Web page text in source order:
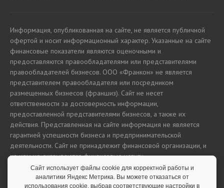
Информация, опубликованная на сайте, не является публичной
офертой и носит информационный характер. Указанные на сайте
финансовые показатели являются оценочными и
предоставляются правообладателями или представителями
правообладателей бизнесов. ООО «Франкон» не является
представителем правообладателя или посредником
размещенных бизнесов (франшиз). Сайт не несет
ответственности за достоверность информации,
предоставленной представителями бизнесов, а также их
действия. Представленная на сайте информация не является
гарантией успешности бизнеса и предпринимательской
деятельности. Сайт не принадлежит финансовой организации, и
на нем не оказываются финансовые услуги.
Сайт использует файлы cookie для корректной работы и
аналитики Яндекс Метрика. Вы можете отказаться от
использования cookie, выбрав соответствующие настройки в